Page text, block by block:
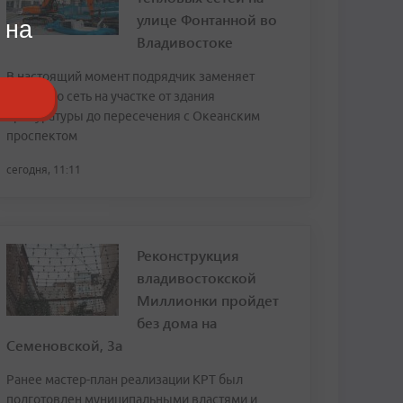
улице Фонтанной во
Владивостоке
В настоящий момент подрядчик заменяет
тепловую сеть на участке от здания
прокуратуры до пересечения с Океанским
проспектом
сегодня, 11:11
Реконструкция
владивостокской
Миллионки пройдет
без дома на
Семеновской, 3а
Ранее мастер-план реализации КРТ был
подготовлен муниципальными властями и